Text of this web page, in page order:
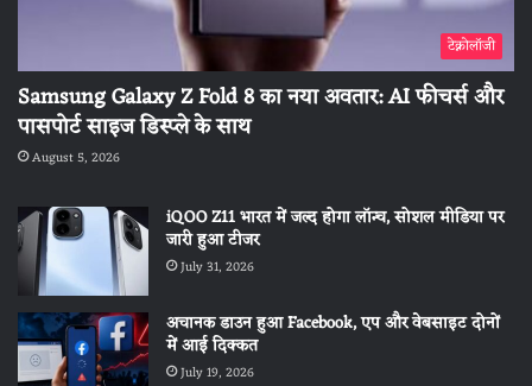
टेक्नोलॉजी
Samsung Galaxy Z Fold 8 का नया अवतार: AI फीचर्स और
पासपोर्ट साइज डिस्प्ले के साथ
August 5, 2026
iQOO Z11 भारत में जल्द होगा लॉन्च, सोशल मीडिया पर
जारी हुआ टीजर
July 31, 2026
अचानक डाउन हुआ Facebook, एप और वेबसाइट दोनों
में आई दिक्कत
July 19, 2026